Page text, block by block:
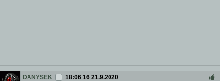
DANYSEK
18:06:16 21.9.2020